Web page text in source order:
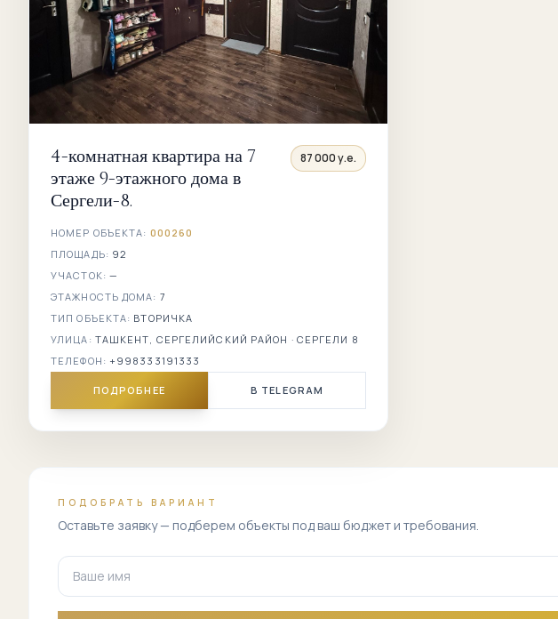
4-комнатная квартира на 7
этаже 9-этажного дома в
Сергели-8.
87 000 у.е.
НОМЕР ОБЪЕКТА: 000260
ПЛОЩАДЬ: 92
УЧАСТОК: —
ЭТАЖНОСТЬ ДОМА: 7
ТИП ОБЪЕКТА: ВТОРИЧКА
УЛИЦА: ТАШКЕНТ, СЕРГЕЛИЙСКИЙ РАЙОН · СЕРГЕЛИ 8
ТЕЛЕФОН: +998333191333
ПОДРОБНЕЕ В TELEGRAM
ПОДОБРАТЬ ВАРИАНТ
Оставьте заявку — подберем объекты под ваш бюджет и требования.